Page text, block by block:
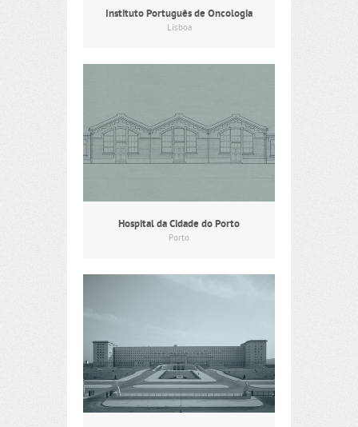
Instituto Português de Oncologia
Lisboa
Hospital da Cidade do Porto
Porto